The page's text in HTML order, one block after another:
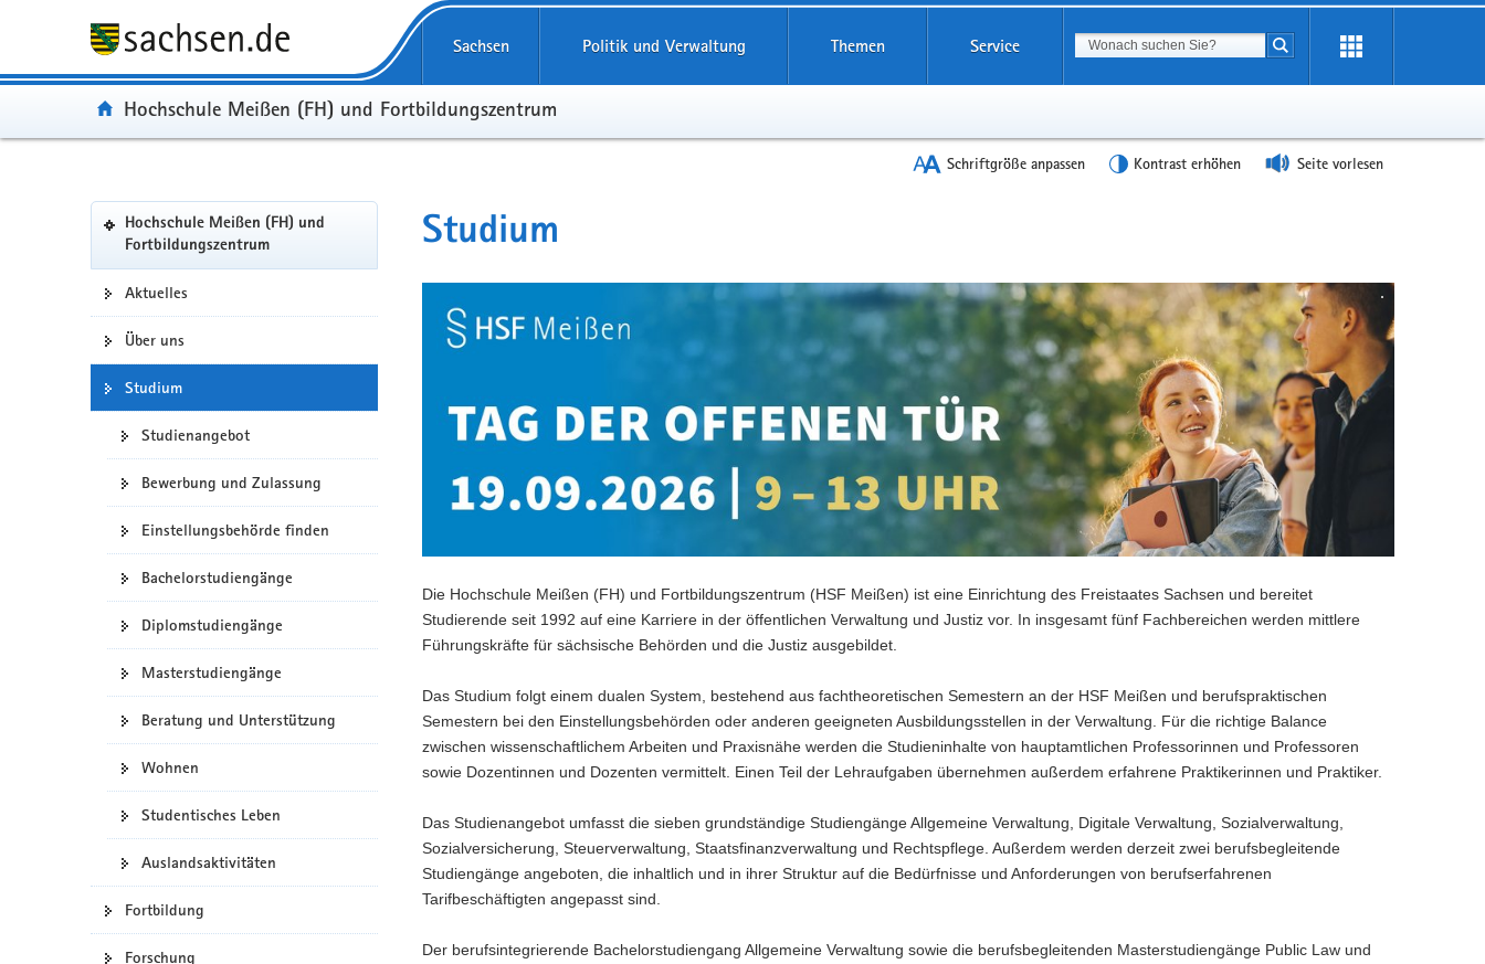
Sachsen Politik und Verwaltung Themen Service Suchbegriff
Suche starten
Portal:
Hochschule Meißen (FH) und Fortbildungszentrum
Schriftgröße anpassen Kontrast erhöhen Seite vorlesen
Portalnavigation
Hochschule Meißen (FH) und
Fortbildungszentrum(in
eigenes
Aktuelles
Über uns
Studium
Studienangebot
Bewerbung und Zulassung
Einstellungsbehörde finden
Bachelorstudiengänge
Diplomstudiengänge
Masterstudiengänge
Beratung und Unterstützung
Wohnen
Studentisches Leben
Auslandsaktivitäten
Fortbildung
Forschung
Studium
Die Hochschule Meißen (FH) und Fortbildungszentrum (HSF Meißen) ist eine Einrichtung des Freistaates Sachsen und bereitet
Studierende seit 1992 auf eine Karriere in der öffentlichen Verwaltung und Justiz vor. In insgesamt fünf Fachbereichen werden mittlere
Führungskräfte für sächsische Behörden und die Justiz ausgebildet.
Das Studium folgt einem dualen System, bestehend aus fachtheoretischen Semestern an der HSF Meißen und berufspraktischen
Semestern bei den Einstellungsbehörden oder anderen geeigneten Ausbildungsstellen in der Verwaltung. Für die richtige Balance
zwischen wissenschaftlichem Arbeiten und Praxisnähe werden die Studieninhalte von hauptamtlichen Professorinnen und Professoren
sowie Dozentinnen und Dozenten vermittelt. Einen Teil der Lehraufgaben übernehmen außerdem erfahrene Praktikerinnen und Praktiker.
Das Studienangebot umfasst die sieben grundständige Studiengänge Allgemeine Verwaltung, Digitale Verwaltung, Sozialverwaltung,
Sozialversicherung, Steuerverwaltung, Staatsfinanzverwaltung und Rechtspflege. Außerdem werden derzeit zwei berufsbegleitende
Studiengänge angeboten, die inhaltlich und in ihrer Struktur auf die Bedürfnisse und Anforderungen von berufserfahrenen
Tarifbeschäftigten angepasst sind.
Der berufsintegrierende Bachelorstudiengang Allgemeine Verwaltung sowie die berufsbegleitenden Masterstudiengänge Public Law und